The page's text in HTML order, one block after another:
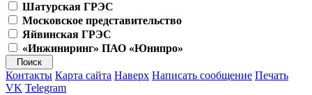
Шатурская ГРЭС
Московское представительство
Яйвинская ГРЭС
«Инжиниринг» ПАО «Юнипро»
Контакты Карта сайта Наверх Написать сообщение Печать
VK Telegram